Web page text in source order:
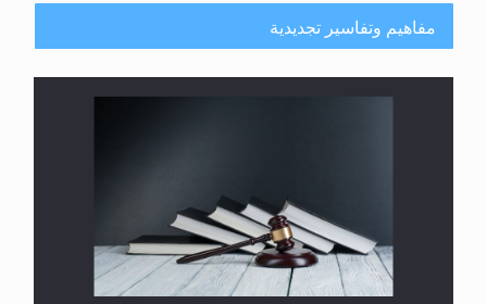
هل يُحسب حول الزكاة وفق السنة الميلادية أو الهجرية؟
مفاهيم وتفاسير تجديدية